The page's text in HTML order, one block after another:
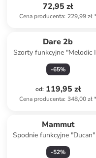
72,95 zł
Cena producenta: 229,99 zł*
Dare 2b
Szorty funkcyjne "Melodic
w kolorze jasnoróżowym
-65%
od: 119,95 zł
Cena producenta: 348,00 zł*
Mammut
Spodnie funkcyjne
kolorze granatowym
-52%